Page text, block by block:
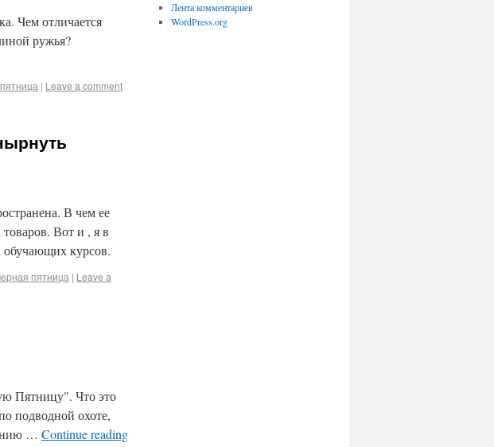
Чем отличается
ружья?
| Leave a comment
В чем ее
Вот и , я в
обучающих курсов.
пятница | Leave a
Пятницу". Что это
подводной охоте,
… Continue reading
Лента комментариев
WordPress.org